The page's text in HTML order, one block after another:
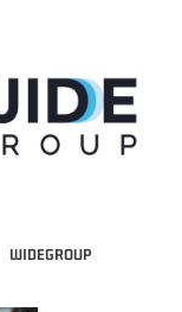
WIDEGROUP